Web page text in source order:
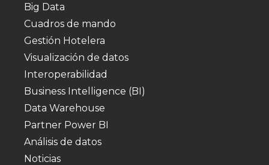
Big Data
Cuadros de mando
Gestión Hotelera
Visualización de datos
Interoperabilidad
Business Intelligence (BI)
Data Warehouse
Partner Power BI
Análisis de datos
Noticias